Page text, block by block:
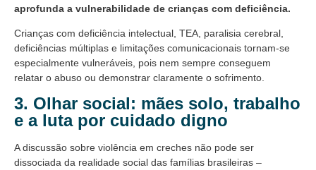
aprofunda a vulnerabilidade de crianças com deficiência.
Crianças com deficiência intelectual, TEA, paralisia cerebral,
deficiências múltiplas e limitações comunicacionais tornam-se
especialmente vulneráveis, pois nem sempre conseguem
relatar o abuso ou demonstrar claramente o sofrimento.
3. Olhar social: mães solo, trabalho
e a luta por cuidado digno
A discussão sobre violência em creches não pode ser
dissociada da realidade social das famílias brasileiras –